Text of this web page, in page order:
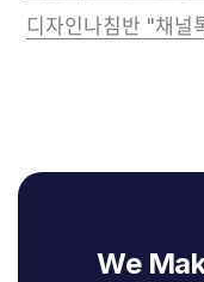
디자인나침반 "채널
We